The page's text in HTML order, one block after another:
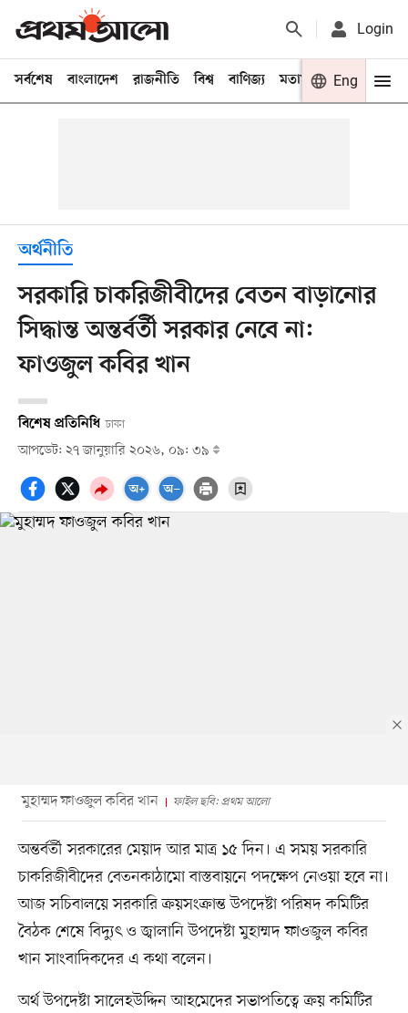
Login
সর্বশেষ বাংলাদেশ রাজনীতি বিশ্ব বাণিজ্য মতামত খেলা
Eng
অর্থনীতি
সরকারি চাকরিজীবীদের বেতন বাড়ানোর
সিদ্ধান্ত অন্তর্বর্তী সরকার নেবে না:
ফাওজুল কবির খান
বিশেষ প্রতিনিধি ঢাকা
আপডেট: ২৭ জানুয়ারি ২০২৬, ০৯: ৩৯
মুহাম্মদ ফাওজুল কবির খান ফাইল ছবি: প্রথম আলো
অন্তর্বর্তী সরকারের মেয়াদ আর মাত্র ১৫ দিন। এ সময় সরকারি
চাকরিজীবীদের বেতনকাঠামো বাস্তবায়নে পদক্ষেপ নেওয়া হবে না।
আজ সচিবালয়ে সরকারি ক্রয়সংক্রান্ত উপদেষ্টা পরিষদ কমিটির
বৈঠক শেষে বিদ্যুৎ ও জ্বালানি উপদেষ্টা মুহাম্মদ ফাওজুল কবির
খান সাংবাদিকদের এ কথা বলেন।
অর্থ উপদেষ্টা সালেহউদ্দিন আহমেদের সভাপতিত্বে ক্রয় কমিটির